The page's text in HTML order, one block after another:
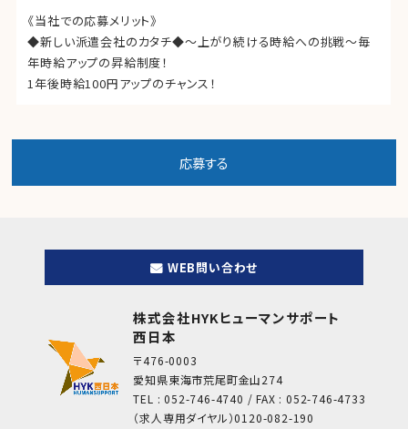
《当社での応募メリット》
◆新しい派遣会社のカタチ◆～上がり続ける時給への挑戦～毎
年時給アップの昇給制度！
1年後時給100円アップのチャンス！
WEB問い合わせ
株式会社HYKヒューマンサポート
西日本
〒476-0003
愛知県東海市荒尾町金山274
TEL : 052-746-4740 / FAX : 052-746-4733
（求人専用ダイヤル）0120-082-190